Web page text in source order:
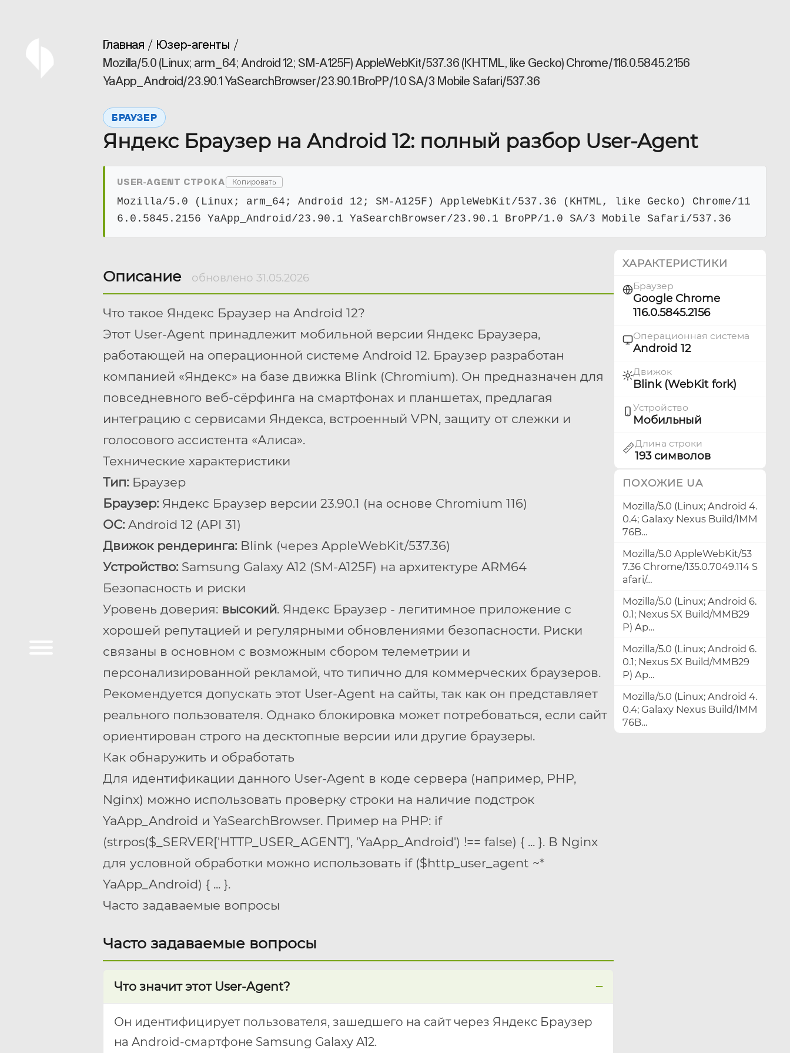
Главная
Юзер-агенты
Mozilla/5.0 (Linux; arm_64; Android 12; SM-A125F) AppleWebKit/537.36 (KHTML, like Gecko) Chrome/116.0.5845.2156
YaApp_Android/23.90.1 YaSearchBrowser/23.90.1 BroPP/1.0 SA/3 Mobile Safari/537.36
БРАУЗЕР
Яндекс Браузер на Android 12: полный разбор User-Agent
USER-AGENT СТРОКА Копировать
Mozilla/5.0 (Linux; arm_64; Android 12; SM-A125F) AppleWebKit/537.36 (KHTML, like Gecko) Chrome/11
6.0.5845.2156 YaApp_Android/23.90.1 YaSearchBrowser/23.90.1 BroPP/1.0 SA/3 Mobile Safari/537.36
Описание обновлено 31.05.2026
Что такое Яндекс Браузер на Android 12?
Этот User-Agent принадлежит мобильной версии Яндекс Браузера,
работающей на операционной системе Android 12. Браузер разработан
компанией «Яндекс» на базе движка Blink (Chromium). Он предназначен для
повседневного веб-сёрфинга на смартфонах и планшетах, предлагая
интеграцию с сервисами Яндекса, встроенный VPN, защиту от слежки и
голосового ассистента «Алиса».
Технические характеристики
Тип:Браузер
Браузер:Яндекс Браузер версии 23.90.1 (на основе Chromium 116)
ОС:Android 12 (API 31)
Движок рендеринга:Blink (через AppleWebKit/537.36)
Устройство:Samsung Galaxy A12 (SM-A125F) на архитектуре ARM64
Безопасность и риски
Уровень доверия: высокий. Яндекс Браузер - легитимное приложение с
хорошей репутацией и регулярными обновлениями безопасности. Риски
связаны в основном с возможным сбором телеметрии и
персонализированной рекламой, что типично для коммерческих браузеров.
Рекомендуется допускать этот User-Agent на сайты, так как он представляет
реального пользователя. Однако блокировка может потребоваться, если сайт
ориентирован строго на десктопные версии или другие браузеры.
Как обнаружить и обработать
Для идентификации данного User-Agent в коде сервера (например, PHP,
Nginx) можно использовать проверку строки на наличие подстрок
YaApp_Android и YaSearchBrowser. Пример на PHP: if
(strpos($_SERVER['HTTP_USER_AGENT'], 'YaApp_Android') !== false) { ... }. В Nginx
для условной обработки можно использовать if ($http_user_agent ~*
YaApp_Android) { ... }.
Часто задаваемые вопросы
Часто задаваемые вопросы
Что значит этот User-Agent?
Он идентифицирует пользователя, зашедшего на сайт через Яндекс Браузер
на Android-смартфоне Samsung Galaxy A12.
ХАРАКТЕРИСТИКИ
Браузер
Google Chrome
116.0.5845.2156
Операционная система
Android 12
Движок
Blink (WebKit fork)
Устройство
Мобильный
📏Длина строки
193 символов
ПОХОЖИЕ UA
Mozilla/5.0 (Linux; Android 4.
0.4; Galaxy Nexus Build/IMM
76B…
Mozilla/5.0 AppleWebKit/53
7.36 Chrome/135.0.7049.114 S
afari/…
Mozilla/5.0 (Linux; Android 6.
0.1; Nexus 5X Build/MMB29
P) Ap…
Mozilla/5.0 (Linux; Android 6.
0.1; Nexus 5X Build/MMB29
P) Ap…
Mozilla/5.0 (Linux; Android 4.
0.4; Galaxy Nexus Build/IMM
76B…